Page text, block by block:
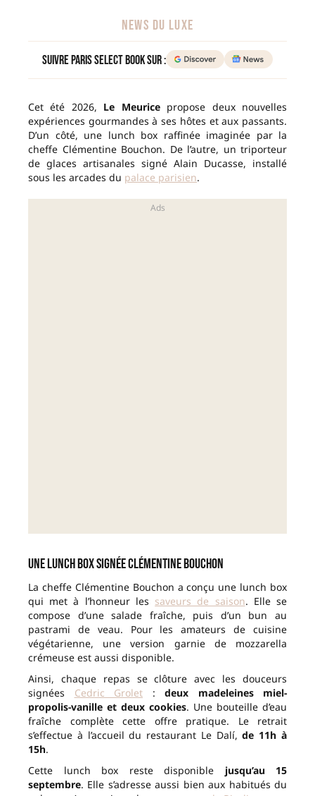
NEWS DU LUXE
Suivre Paris Select Book sur :
Cet été 2026, Le Meuricepropose deux nouvelles
expériences gourmandes à ses hôtes et aux passants.
D’un côté, une lunch box raffinée imaginée par la
cheffe Clémentine Bouchon. De l’autre, un triporteur
de glaces artisanales signé Alain Ducasse, installé
sous les arcades du palace parisien.
Une lunch box signée Clémentine Bouchon
La cheffe Clémentine Bouchon a conçu une lunch box
qui met à l’honneur les saveurs de saison. Elle se
compose d’une salade fraîche, puis d’un bun au
pastrami de veau. Pour les amateurs de cuisine
végétarienne, une version garnie de mozzarella
crémeuse est aussi disponible.
Ainsi, chaque repas se clôture avec les douceurs
signées Cedric Grolet : deux madeleines miel-
propolis-vanille et deux cookies. Une bouteille d’eau
fraîche complète cette offre pratique. Le retrait
s’effectue à l’accueil du restaurant Le Dalí,de 11h à
15h.
Cette lunch box reste disponible jusqu’au 15
septembre. Elle s’adresse aussi bien aux habitués du